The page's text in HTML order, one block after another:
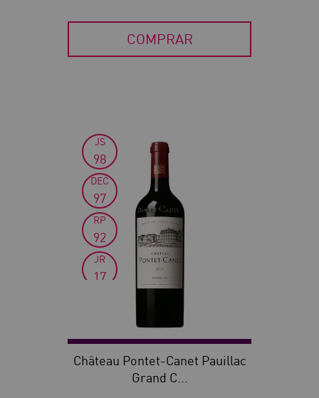
COMPRAR
JS
98
DEC
97
RP
92
JR
17
Château Pontet-Canet Pauillac
Grand C...